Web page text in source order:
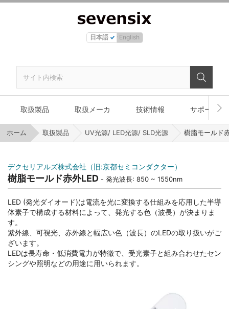
日本語 English
取扱製品 取扱メーカ 技術情報 サポート
ホーム 取扱製品 UV光源/ LED光源/ SLD光源 樹脂モールド
樹脂モールド赤外LED 発光波長: 850 ~ 1550nm
デクセリアルズ株式会社（旧:京都セミコンダクター）
LED (発光ダイオード)は電流を光に変換する仕組みを応用した半導
体素子で構成する材料によって、発光する色（波長）が決まりま
す。
紫外線、可視光、赤外線と幅広い色（波長）のLEDの取り扱いがご
ざいます。
LEDは長寿命・低消費電力が特徴で、受光素子と組み合わせたセン
シングや照明などの用途に用いられます。